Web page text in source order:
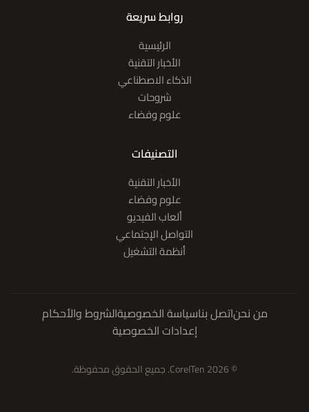
روابط سريعة
الرئيسية
الأخبار التقنية
الذكاء الاصطناعي
شروحات
علوم وفضاء
التصنيفات
الأخبار التقنية
علوم وفضاء
ألعاب الفيديو
التواصل الإجتماعي
أنظمة التشغيل
من نحناتصل بناسياسة الخصوصيةالشروط والأحكام
إعدادات الخصوصية
© 2026 CoreITen. جميع الحقوق محفوظة.